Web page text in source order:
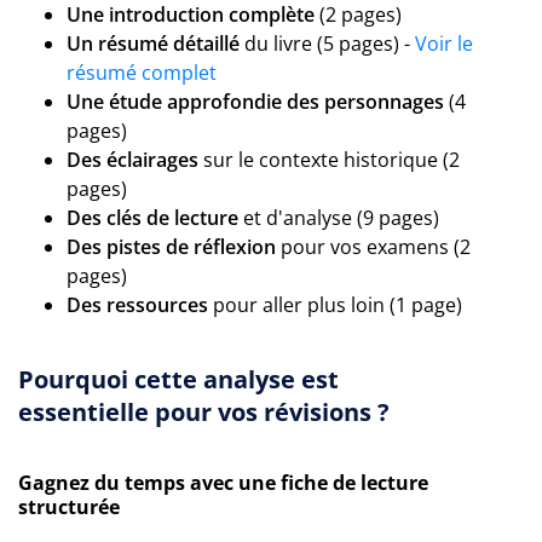
Une introduction complète(2 pages)
Un résumé détaillédu livre (5 pages) -Voir le
résumé complet
Une étude approfondie des personnages (4
pages)
Des éclairages sur le contexte historique (2
pages)
Des clés de lecture et d'analyse (9 pages)
Des pistes de réflexion pour vos examens (2
pages)
Des ressources pour aller plus loin (1 page)
Pourquoi cette analyse est
essentielle pour vos révisions ?
Gagnez du temps avec une fiche de lecture
structurée